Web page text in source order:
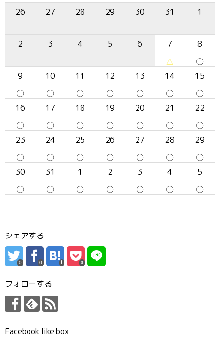
26
27 28 29 30 31 1
2 3 4 5 6 7
△
8
〇
9
〇
10
〇
11
〇
12
〇
13
〇
14
〇
15
〇
16
〇
17
〇
18
〇
19
〇
20
〇
21
〇
22
〇
23
〇
24
〇
25
〇
26
〇
27
〇
28
〇
29
〇
30
〇
31
〇
1
〇
2
〇
3
〇
4
〇
5
〇
シェアする
0 0 0
フォローする
Facebook like box